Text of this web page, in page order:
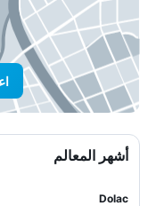
أشهر المعالم
Dolac